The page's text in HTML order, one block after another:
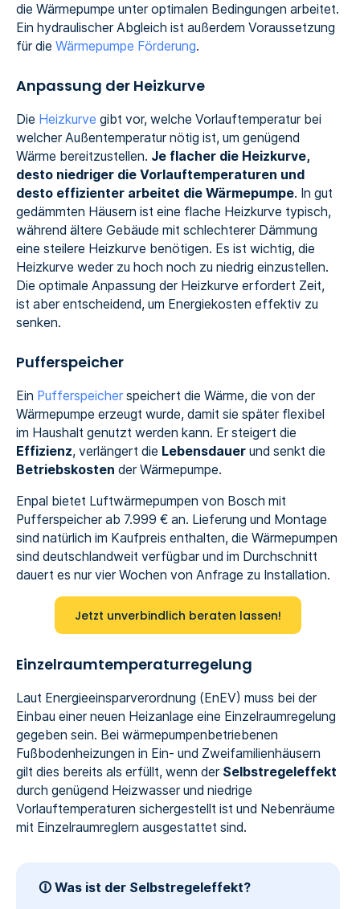
die Wärmepumpe unter optimalen Bedingungen arbeitet.
Ein hydraulischer Abgleich ist außerdem Voraussetzung
für die Wärmepumpe Förderung.
Anpassung der Heizkurve
Die Heizkurve gibt vor, welche Vorlauftemperatur bei
welcher Außentemperatur nötig ist, um genügend
Wärme bereitzustellen. Je flacher die Heizkurve,
desto niedriger die Vorlauftemperaturen und
desto effizienter arbeitet die Wärmepumpe. In gut
gedämmten Häusern ist eine flache Heizkurve typisch,
während ältere Gebäude mit schlechterer Dämmung
eine steilere Heizkurve benötigen. Es ist wichtig, die
Heizkurve weder zu hoch noch zu niedrig einzustellen.
Die optimale Anpassung der Heizkurve erfordert Zeit,
ist aber entscheidend, um Energiekosten effektiv zu
senken.
Pufferspeicher
Ein Pufferspeicherspeichert die Wärme, die von der
Wärmepumpe erzeugt wurde, damit sie später flexibel
im Haushalt genutzt werden kann. Er steigert die
Effizienz, verlängert die Lebensdauer und senkt die
Betriebskosten der Wärmepumpe.
Enpal bietet Luftwärmepumpen von Bosch mit
Pufferspeicher ab 7.999 € an. Lieferung und Montage
sind natürlich im Kaufpreis enthalten, die Wärmepumpen
sind deutschlandweit verfügbar und im Durchschnitt
dauert es nur vier Wochen von Anfrage zu Installation.
Jetzt unverbindlich beraten lassen!
Einzelraumtemperaturregelung
Laut Energieeinsparverordnung (EnEV) muss bei der
Einbau einer neuen Heizanlage eine Einzelraumregelung
gegeben sein. Bei wärmepumpenbetriebenen
Fußbodenheizungen in Ein- und Zweifamilienhäusern
gilt dies bereits als erfüllt, wenn der Selbstregeleffekt
durch genügend Heizwasser und niedrige
Vorlauftemperaturen sichergestellt ist und Nebenräume
mit Einzelraumreglern ausgestattet sind.
🛈 Was ist der Selbstregeleffekt?